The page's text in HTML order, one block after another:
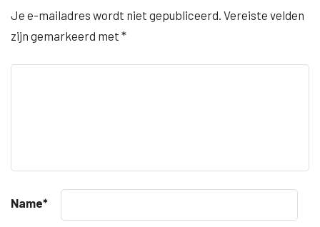
Je e-mailadres wordt niet gepubliceerd. Vereiste velden
zijn gemarkeerd met *
Name*